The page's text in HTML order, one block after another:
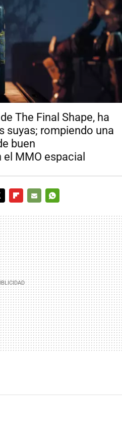
The Final Shape, ha
suyas; rompiendo una
buen
MMO espacial
MAIL